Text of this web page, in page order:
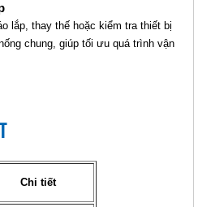
ST1000)
MT-CR-ST1000
lắp, thay thế hoặc kiểm tra thiết bị
chung, giúp tối ưu quá trình vận
Chi tiết